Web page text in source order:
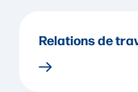
Relations de